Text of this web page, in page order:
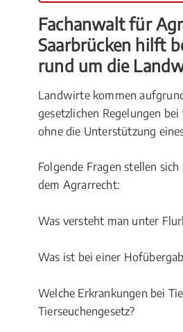
Fachanwalt für
Saarbrücken hilft
rund um die
Landwirte kommen
gesetzlichen Regelungen
ohne die Unterstützung
Folgende Fragen stellen
dem Agrarrecht:
Was versteht man unter
Was ist bei einer
Welche Erkrankungen bei
Tierseuchengesetz?